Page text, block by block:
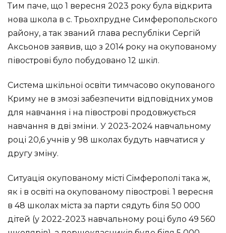
Тим паче, що 1 вересня 2023 року була відкрита
нова школа в с. Трьохпрудне Симферопольского
району, а так званий глава республіки Сергій
Аксьонов заявив, що з 2014 року на окупованому
півострові було побудовано 12 шкіл.
Система шкільної освіти тимчасово окупованого
Криму не в змозі забезпечити відповідних умов
для навчання і на півострові продовжується
навчання в дві зміни. У 2023-2024 навчальному
році 20,6 учнів у 98 школах будуть навчатися у
другу зміну.
Ситуація окупованому місті Сімферополі така ж,
як і в освіті на окупованому півострові. 1 вересня
в 48 школах міста за парти сядуть біля 50 000
дітей (у 2022-2023 навчальному році було 49 560